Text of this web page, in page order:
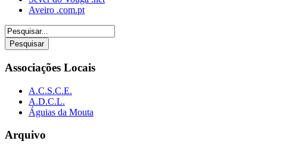
Aveiro .com.pt
Associações Locais
A.C.S.C.E.
A.D.C.L.
Águias da Mouta
Arquivo